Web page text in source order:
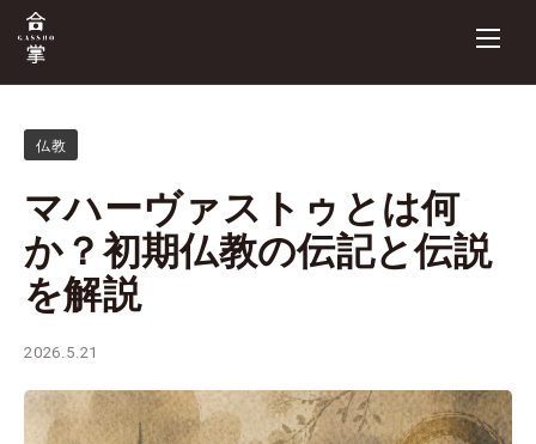
仏教
マハーヴァストゥとは何
か？初期仏教の伝記と伝説
を解説
2026.5.21